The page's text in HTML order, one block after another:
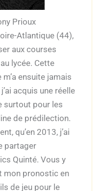
Prioux
Atlantique (44),
aux courses
lycée. Cette
ensuite jamais
acquis une réelle
surtout pour les
de prédilection.
qu’en 2013, j’ai
partager
Quinté. Vous y
mon pronostic en
de jeu pour le